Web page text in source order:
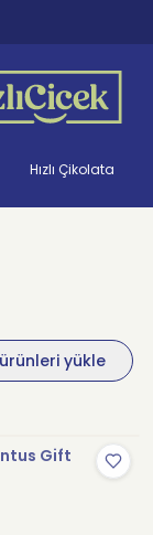
Hızlı Çikolata
yükle
Gift